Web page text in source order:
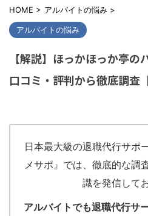
HOME > アルバイトの悩み >
アルバイトの悩み
【解説】ほっかほっか亭
口コミ・評判から徹底調査
日本最大級の退職代行サポ
メサポ』では、徹底的な調
識を発信して
アルバイトでも退職代行サ